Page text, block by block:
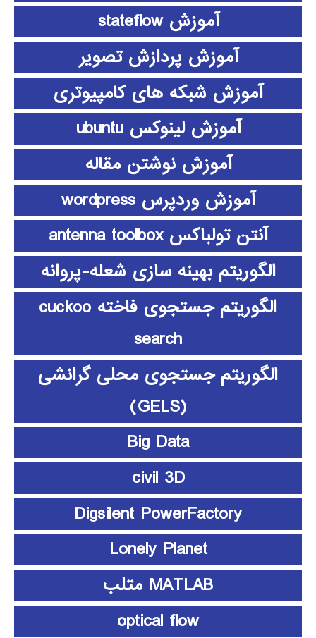
آموزش stateflow
آموزش پردازش تصویر
آموزش شبکه های کامپیوتری
آموزش لینوکس ubuntu
آموزش نوشتن مقاله
آموزش وردپرس wordpress
آنتن تولباکس antenna toolbox
الگوریتم بهینه سازی شعله-پروانه
الگوریتم جستجوی فاخته cuckoo
search
الگوریتم جستجوی محلی گرانشی
(GELS)
Big Data
civil 3D
Digsilent PowerFactory
Lonely Planet
MATLAB متلب
optical flow